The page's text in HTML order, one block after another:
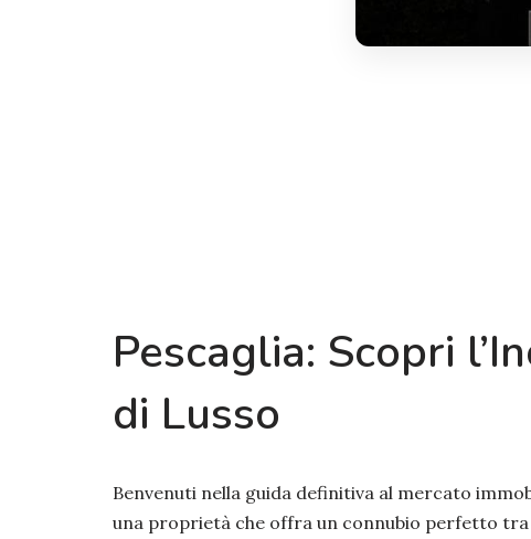
Pescaglia: Scopri
di Lusso
Benvenuti nella guida definitiva al mercato
una proprietà che offra un connubio perfetto tra